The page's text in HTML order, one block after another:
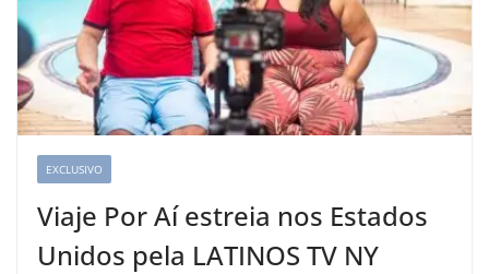
EXCLUSIVO
Viaje Por Aí estreia nos Estados
Unidos pela LATINOS TV NY